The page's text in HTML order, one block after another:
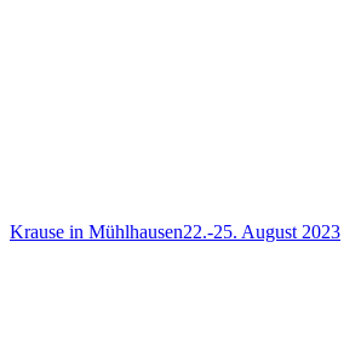
Krause in Mühlhausen22.-25. August 2023